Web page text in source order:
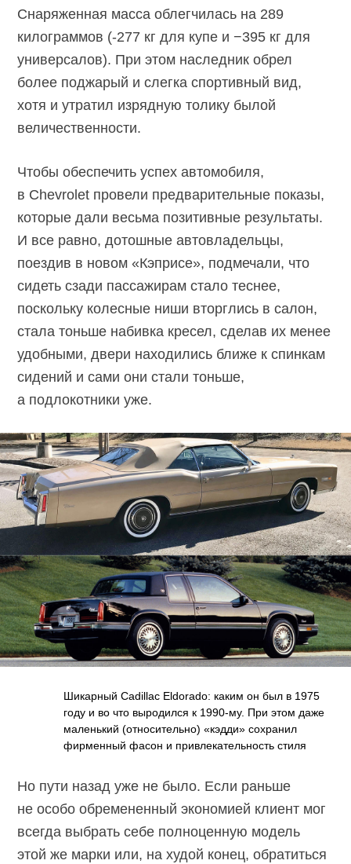
Снаряженная масса облегчилась на 289
килограммов (-277 кг для купе и −395 кг для
универсалов). При этом наследник обрел
более поджарый и слегка спортивный вид,
хотя и утратил изрядную толику былой
величественности.
Чтобы обеспечить успех автомобиля,
в Chevrolet провели предварительные показы,
которые дали весьма позитивные результаты.
И все равно, дотошные автовладельцы,
поездив в новом «Кэприсе», подмечали, что
сидеть сзади пассажирам стало теснее,
поскольку колесные ниши вторглись в салон,
стала тоньше набивка кресел, сделав их менее
удобными, двери находились ближе к спинкам
сидений и сами они стали тоньше,
а подлокотники уже.
Шикарный Cadillac Eldorado: каким он был в 1975
году и во что выродился к 1990-му. При этом даже
маленький (относительно) «кэдди» сохранил
фирменный фасон и привлекательность стиля
Но пути назад уже не было. Если раньше
не особо обремененный экономией клиент мог
всегда выбрать себе полноценную модель
этой же марки или, на худой конец, обратиться